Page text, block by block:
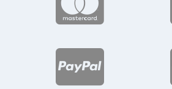
